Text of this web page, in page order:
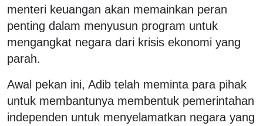
menteri keuangan akan memainkan peran
penting dalam menyusun program untuk
mengangkat negara dari krisis ekonomi yang
parah.
Awal pekan ini, Adib telah meminta para pihak
untuk membantunya membentuk pemerintahan
independen untuk menyelamatkan negara yang